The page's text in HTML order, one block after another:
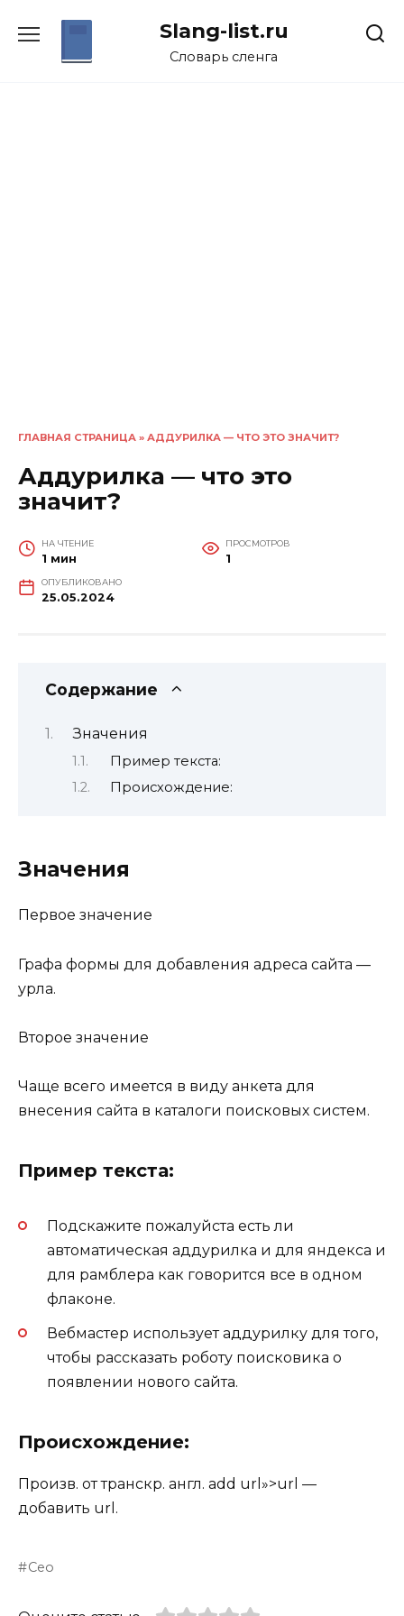
Slang-list.ru
Словарь сленга
ГЛАВНАЯ СТРАНИЦА » АДДУРИЛКА — ЧТО ЭТО ЗНАЧИТ?
Аддурилка — что это
значит?
НА ЧТЕНИЕ
1 мин
ПРОСМОТРОВ
1
ОПУБЛИКОВАНО
25.05.2024
Содержание
Значения
Пример текста:
Происхождение:
Значения
Первое значение
Графа формы для добавления адреса сайта —
урла.
Второе значение
Чаще всего имеется в виду анкета для
внесения сайта в каталоги поисковых систем.
Пример текста:
Подскажите пожалуйста есть ли
автоматическая аддурилка и для яндекса и
для рамблера как говорится все в одном
флаконе.
Вебмастер использует аддурилку для того,
чтобы рассказать роботу поисковика о
появлении нового сайта.
Происхождение:
Произв. от транскр. англ. add url»>url —
добавить url.
Сео